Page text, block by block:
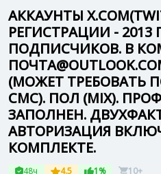
АККАУНТЫ
РЕГИСТРАЦИИ - 2013
ПОДПИСЧИКОВ. В
(МОЖЕТ ТРЕБОВАТЬ
СМС). ПОЛ (MIX).
ЗАПОЛНЕН.
АВТОРИЗАЦИЯ
КОМПЛЕКТЕ.
48ч 4.5 1% 10+